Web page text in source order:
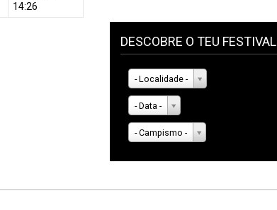
14:26
DESCOBRE O TEU FESTIVAL
- Localidade -
- Data -
- Campismo -